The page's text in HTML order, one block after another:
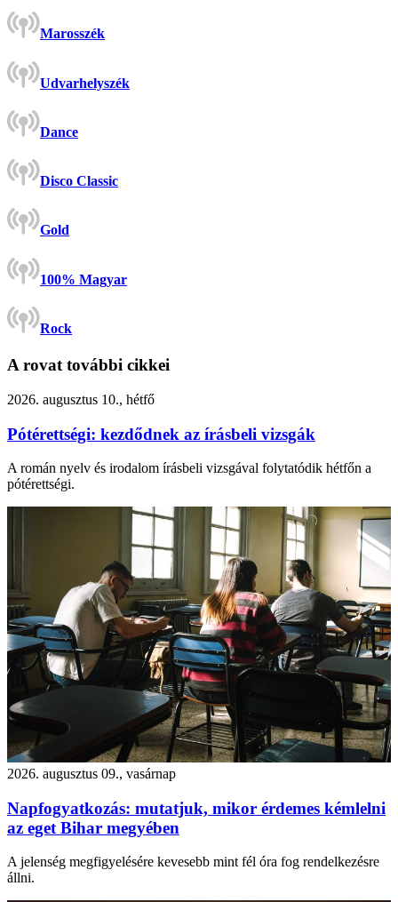
Marosszék
Udvarhelyszék
Dance
Disco Classic
Gold
100% Magyar
Rock
A rovat további cikkei
2026. augusztus 10., hétfő
Pótérettségi: kezdődnek az írásbeli vizsgák
A román nyelv és irodalom írásbeli vizsgával folytatódik hétfőn a
pótérettségi.
2026. augusztus 09., vasárnap
Napfogyatkozás: mutatjuk, mikor érdemes kémlelni
az eget Bihar megyében
A jelenség megfigyelésére kevesebb mint fél óra fog rendelkezésre
állni.